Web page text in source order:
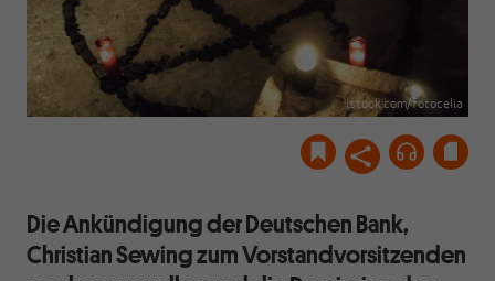
istock.com/fotocelia
Die Ankündigung der Deutschen Bank,
Christian Sewing zum Vorstandvorsitzenden